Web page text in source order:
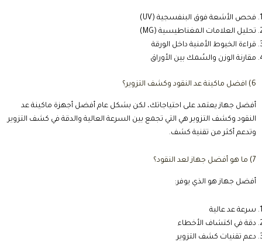
فحص الأشعة فوق البنفسجية (UV)
تحليل العلامات المغناطيسية (MG)
قراءة الخيوط الأمنية داخل الورقة
مقارنة الوزن والسُمك بين الأوراق
6) افضل ماكينة عد النقود وكشف التزوير؟
أفضل جهاز يعتمد على احتياجاتك، لكن بشكل عام أفضل أجهزة ماكينة عد
النقود وكشف التزوير هي التي تجمع بين السرعة العالية والدقة في كشف التزوير
وتدعم أكثر من تقنية كشف.
7) ما هو أفضل جهاز لعد النقود؟
أفضل جهاز هو الذي يوفر:
سرعة عد عالية
دقة في اكتشاف الأخطاء
دعم تقنيات كشف التزوير